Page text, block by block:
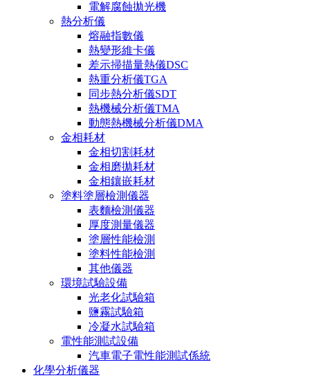
電解腐蝕拋光機
熱分析儀
熔融指數儀
熱變形維卡儀
差示掃描量熱儀DSC
熱重分析儀TGA
同步熱分析儀SDT
熱機械分析儀TMA
動態熱機械分析儀DMA
金相耗材
金相切割耗材
金相磨拋耗材
金相鑲嵌耗材
塗料塗層檢測儀器
表麵檢測儀器
厚度測量儀器
塗層性能檢測
塗料性能檢測
其他儀器
環境試驗設備
光老化試驗箱
鹽霧試驗箱
冷凝水試驗箱
電性能測試設備
汽車電子電性能測試係統
化學分析儀器